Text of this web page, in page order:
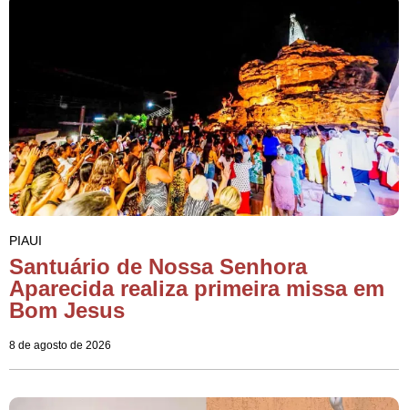
PIAUI
Santuário de Nossa Senhora
Aparecida realiza primeira missa em
Bom Jesus
8 de agosto de 2026